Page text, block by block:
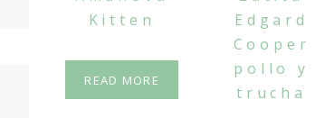
Kitten
READ MORE
Edgard
Cooper
pollo y
trucha